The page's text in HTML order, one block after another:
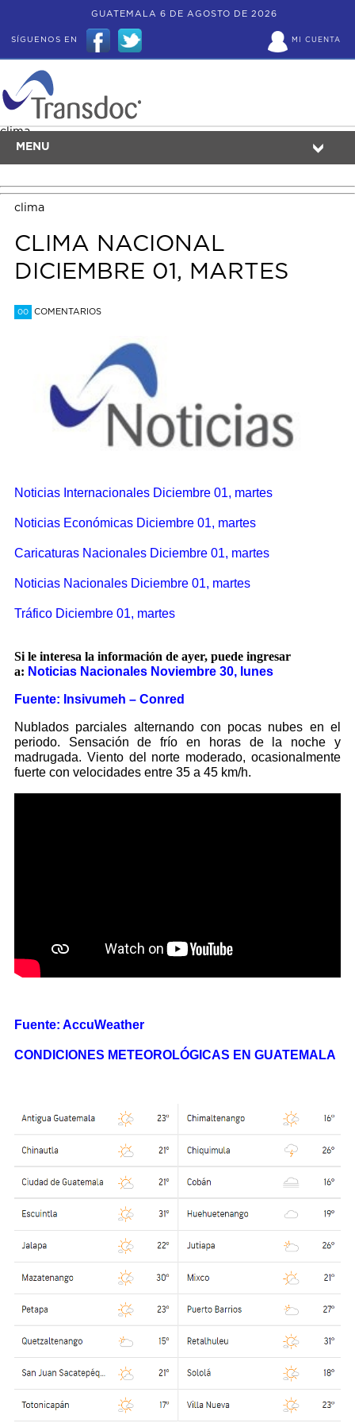
GUATEMALA 6 DE AGOSTO DE 2026
MI CUENTA
SÍGUENOS EN
MENU
clima
clima
CLIMA NACIONAL
DICIEMBRE 01, MARTES
00 COMENTARIOS
Noticias Internacionales Diciembre 01, martes
Noticias Económicas Diciembre 01, martes
Caricaturas Nacionales Diciembre 01, martes
Noticias Nacionales Diciembre 01, martes
Tráfico Diciembre 01, martes
Si le interesa la información de ayer, puede ingresar
a: Noticias Nacionales Noviembre 30, lunes
Fuente: Insivumeh – Conred
Nublados parciales alternando con pocas nubes en el
periodo. Sensación de frío en horas de la noche y
madrugada. Viento del norte moderado, ocasionalmente
fuerte con velocidades entre 35 a 45 km/h.
Fuente: AccuWeather
CONDICIONES METEOROLÓGICAS EN GUATEMALA